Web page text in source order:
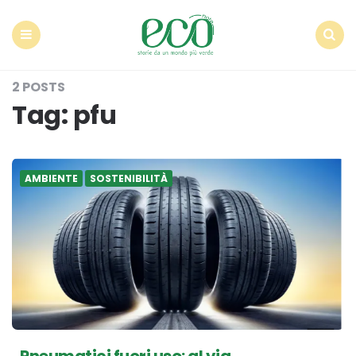
2 POSTS
Tag: pfu
AMBIENTE SOSTENIBILITÀ